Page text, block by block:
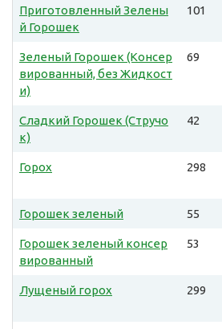
Приготовленный Зелены
й Горошек
101
Зеленый Горошек (Консер
вированный, без Жидкост
и)
69
Сладкий Горошек (Стручо
к)
42
Горох 298
Горошек зеленый 55
Горошек зеленый консер
вированный
53
Лущеный горох 299